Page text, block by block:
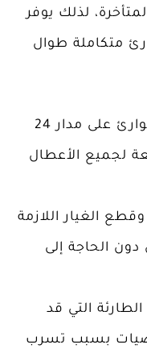
لذلك يوفر
متكاملة طوال
استقبال طلبات الصيانة والطوارئ على مدار 24
لجميع الأعطال
الغيار اللازمة
دون الحاجة إلى
التي قد
بسبب تسرب